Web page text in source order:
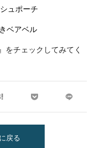
ュポーチ
ベアベル
をチェックしてみてく
戻る